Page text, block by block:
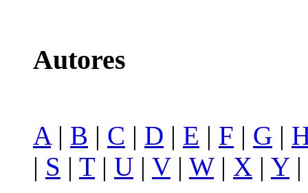
Autores
A | B | C | D | E | F | G |
| S | T| U | V| W| X | Y|